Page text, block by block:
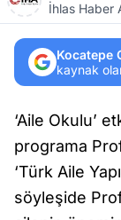
İhlas Haber
Kocatepe
kaynak
‘Aile Okulu’
programa
‘Türk Aile
söyleşide